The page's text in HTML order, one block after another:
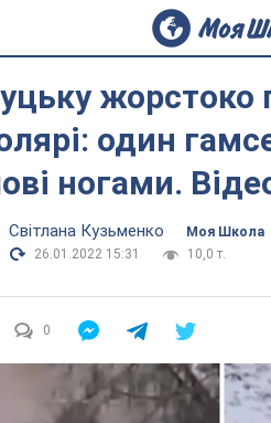
жорстоко
один
ногами.
Світлана Кузьменко
Моя Школа
26.01.2022 15:31
10,0 т.
0